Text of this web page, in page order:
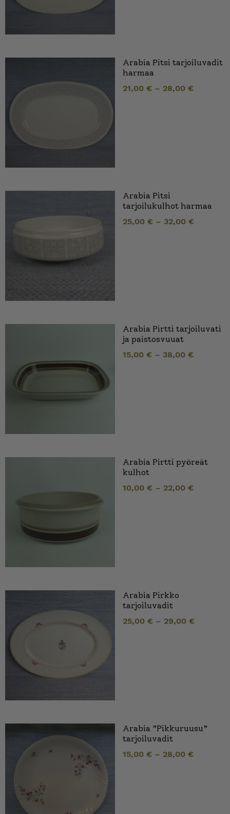
Arabia Pitsi tarjoiluvadit
harmaa
21,00 € – 28,00 €
Arabia Pitsi
tarjoilukulhot harmaa
25,00 € – 32,00 €
Arabia Pirtti tarjoiluvati
ja paistosvuuat
15,00 € – 38,00 €
Arabia Pirtti pyöreät
kulhot
10,00 € – 22,00 €
Arabia Pirkko
tarjoiluvadit
25,00 € – 29,00 €
Arabia ”Pikkuruusu”
tarjoiluvadit
15,00 € – 28,00 €